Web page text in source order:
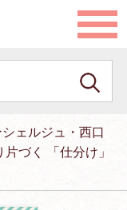
ェルジュ・西口
づく 「仕分け」